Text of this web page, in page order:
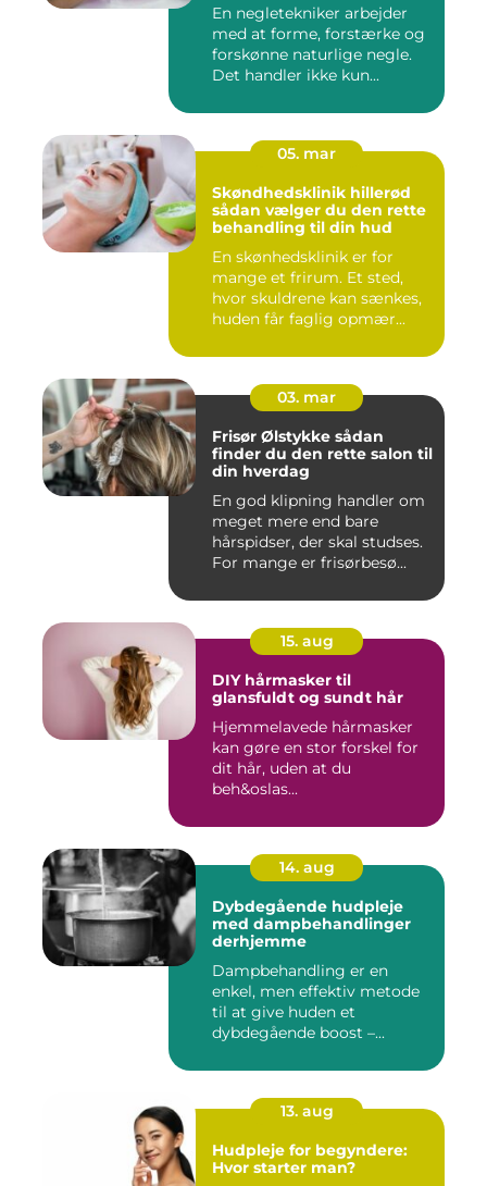
En negletekniker arbejder
med at forme, forstærke og
forskønne naturlige negle.
Det handler ikke kun...
05. mar
Skøndhedsklinik hillerød
sådan vælger du den rette
behandling til din hud
En skønhedsklinik er for
mange et frirum. Et sted,
hvor skuldrene kan sænkes,
huden får faglig opmær...
03. mar
Frisør Ølstykke sådan
finder du den rette salon til
din hverdag
En god klipning handler om
meget mere end bare
hårspidser, der skal studses.
For mange er frisørbesø...
15. aug
DIY hårmasker til
glansfuldt og sundt hår
Hjemmelavede hårmasker
kan gøre en stor forskel for
dit hår, uden at du
beh&oslas...
14. aug
Dybdegående hudpleje
med dampbehandlinger
derhjemme
Dampbehandling er en
enkel, men effektiv metode
til at give huden et
dybdegående boost –...
13. aug
Hudpleje for begyndere:
Hvor starter man?